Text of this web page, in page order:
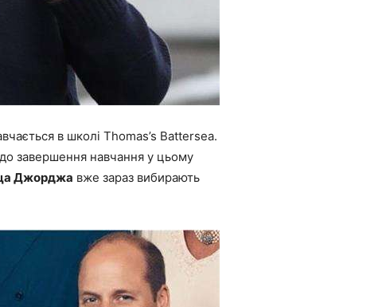
в школі Thomas’s Battersea.
завершення навчання у цьому
Джорджа вже зараз вибирають